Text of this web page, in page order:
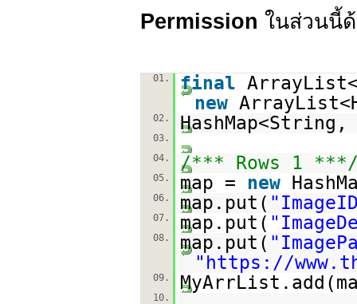
Permission ในส่วนนี้
01. final
new
02.
03.
04.
/*** Rows 1
05. map = new
06. map.put(
07. map.put(
08. map.put(
" https://
09.
10.